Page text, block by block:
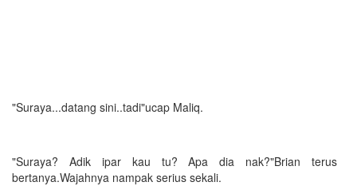
"Suraya...datang sini..tadi"ucap Maliq.
"Suraya? Adik ipar kau tu? Apa dia nak?"Brian terus
bertanya.Wajahnya nampak serius sekali.